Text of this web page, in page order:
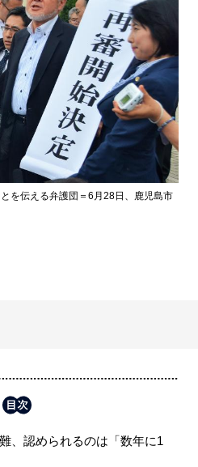
を伝える弁護団＝6月28日、鹿児島市
、認められるのは「数年に1